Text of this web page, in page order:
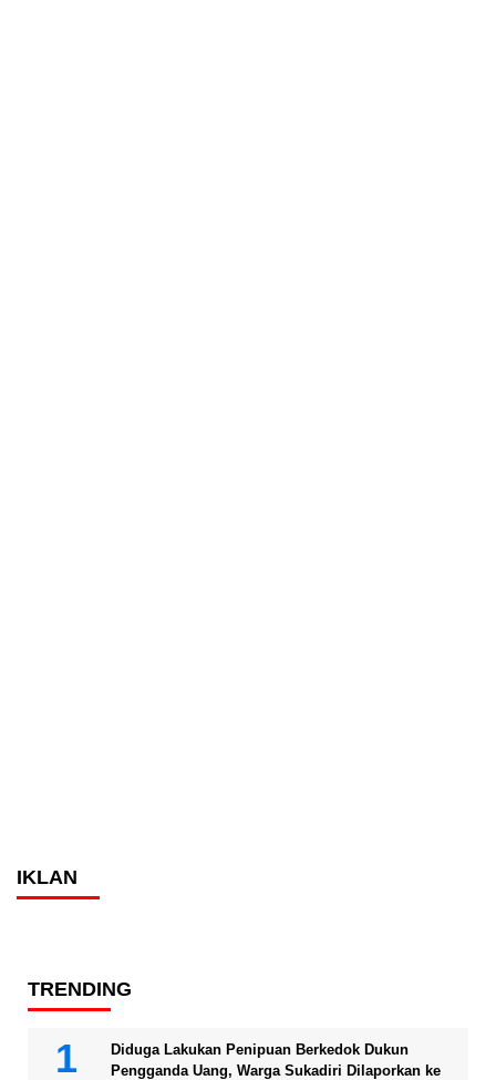
IKLAN
TRENDING
Diduga Lakukan Penipuan Berkedok Dukun
Pengganda Uang, Warga Sukadiri Dilaporkan ke